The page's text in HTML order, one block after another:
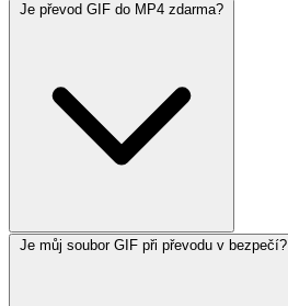
Je převod GIF do MP4 zdarma?
Je můj soubor GIF při převodu v bezpečí?